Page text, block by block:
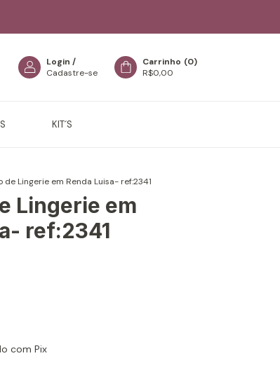
Login /
Cadastre-se
Carrinho (0)
R$0,00
KIT´S
de Lingerie em Renda Luisa- ref:2341
Lingerie em
ref:2341
com Pix